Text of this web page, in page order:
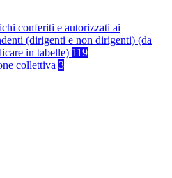
conferiti e autorizzati ai
(dirigenti e non dirigenti) (da
in tabelle) 119
collettiva 3